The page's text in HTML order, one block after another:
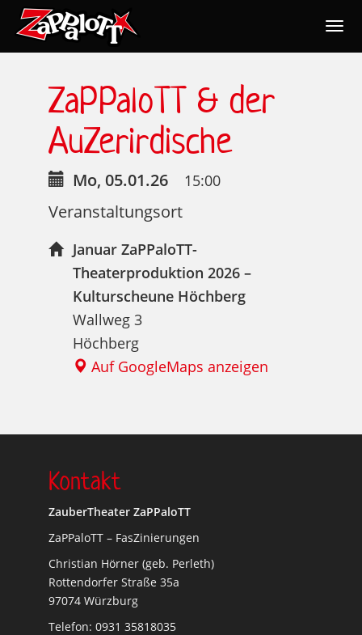
ZaPPaloTT & der
AuZerirdische
Mo, 05.01.26 15:00
Veranstaltungsort
Januar ZaPPaloTT-
Theaterproduktion 2026 –
Kulturscheune Höchberg
Wallweg 3
Höchberg
Auf GoogleMaps anzeigen
Kontakt
ZauberTheater ZaPPaloTT
ZaPPaloTT – FasZinierungen
Christian Hörner (geb. Perleth)
Rottendorfer Straße 35a
97074 Würzburg
Telefon: 0931 35818035